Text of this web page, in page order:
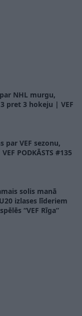
NHL murgu,
pret 3 hokeju | VEF
par VEF sezonu,
PODKĀSTS #135
solis manā
izlases līderiem
“VEF Rīga”